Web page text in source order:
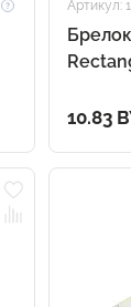
Артикул:
10.83